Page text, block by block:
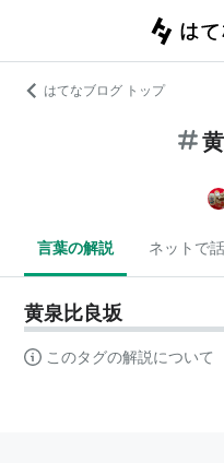
はてなブログ トップ
言葉の解説 ネットで
黄泉比良坂
このタグの解説について